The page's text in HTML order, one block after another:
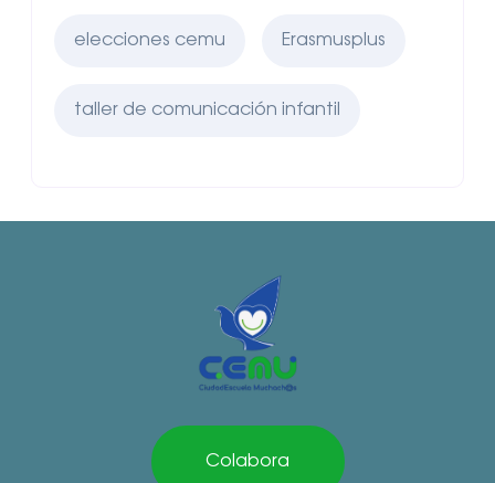
elecciones cemu Erasmusplus
taller de comunicación infantil
Colabora